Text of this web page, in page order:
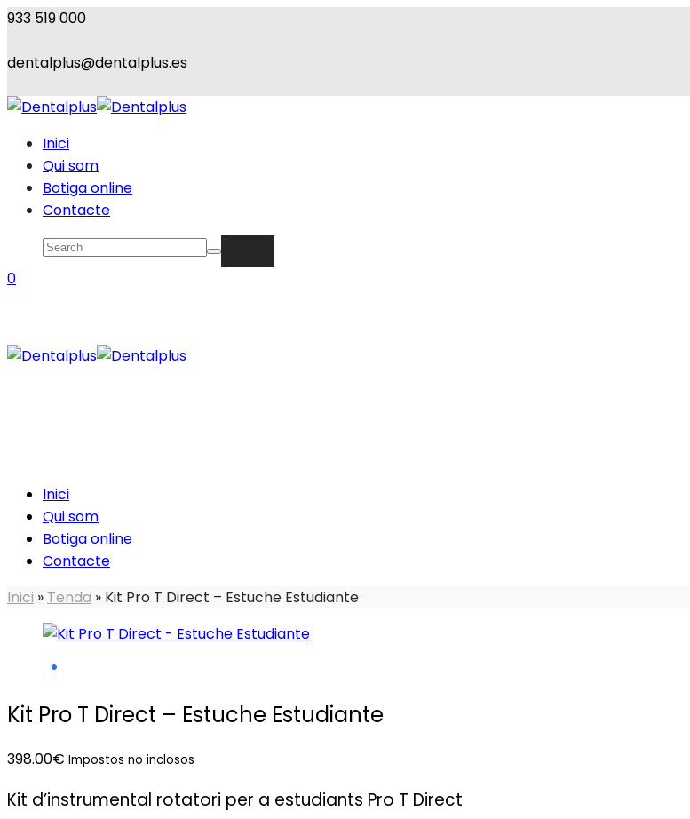
933 519 000
dentalplus@dentalplus.es
Inici
Qui som
Botiga online
Contacte
0
Inici
Qui som
Botiga online
Contacte
Inici » Tenda » Kit Pro T Direct – Estuche Estudiante
Kit Pro T Direct – Estuche Estudiante
398.00€ Impostos no inclosos
Kit d’instrumental rotatori per a estudiants Pro T Direct